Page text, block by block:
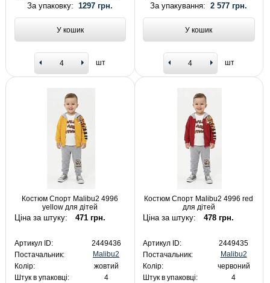
За упаковку:1297 грн.
У кошик
шт
За упакування:2 577 грн.
У кошик
шт
Костюм Спорт Malibu2 4996
yellow для дітей
Ціна за штуку: 471 грн.
Артикул ID:
2449436
Постачальник:
Malibu2
Колір:
жовтий
Штук в упаковці:
4
Костюм Спорт Malibu2 4996 red
для дітей
Ціна за штуку: 478 грн.
Артикул ID:
2449435
Постачальник:
Malibu2
Колір:
червоний
Штук в упаковці:
4